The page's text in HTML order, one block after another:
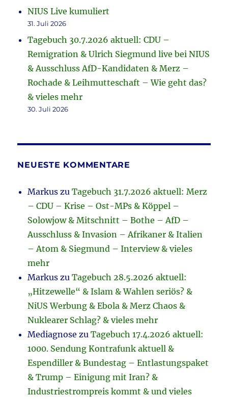
NIUS Live kumuliert
31. Juli 2026
Tagebuch 30.7.2026 aktuell: CDU –
Remigration & Ulrich Siegmund live bei NIUS
& Ausschluss AfD-Kandidaten & Merz –
Rochade & Leihmutteschaft – Wie geht das?
& vieles mehr
30. Juli 2026
NEUESTE KOMMENTARE
Markus zuTagebuch 31.7.2026 aktuell: Merz
– CDU – Krise – Ost-MPs & Köppel –
Solowjow & Mitschnitt – Bothe – AfD –
Ausschluss & Invasion – Afrikaner & Italien
– Atom & Siegmund – Interview & vieles
mehr
Markus zuTagebuch 28.5.2026 aktuell:
„Hitzewelle“ & Islam & Wahlen seriös? &
NiUS Werbung & Ebola & Merz Chaos &
Nuklearer Schlag? & vieles mehr
Mediagnose zuTagebuch 17.4.2026 aktuell:
1000. Sendung Kontrafunk aktuell &
Espendiller & Bundestag – Entlastungspaket
& Trump – Einigung mit Iran? &
Industriestrompreis kommt & und vieles